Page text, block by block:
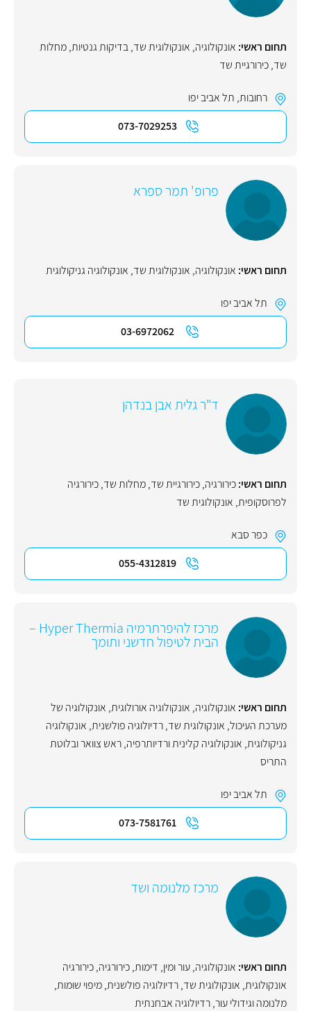
תחום ראשי: אונקולוגיה, אונקולוגית שד,בדיקות גנטיות,מחלות
שד,כירורגיית שד
רחובות, תל אביב יפו
073-7029253
פרופ' תמר ספרא
תחום ראשי: אונקולוגיה, אונקולוגית שד, אונקולוגיה גניקולוגית
תל אביב יפו
03-6972062
ד"ר גלית אבן בנדהן
תחום ראשי:כירורגיה,כירורגיית שד,מחלות שד,כירורגיה
לפרוסקופית, אונקולוגית שד
כפר סבא
055-4312819
מרכז להיפרתרמיה Hyper Thermia –
הבית לטיפול חדשני ותומך
תחום ראשי: אונקולוגיה, אונקולוגיה אורולוגית, אונקולוגיה של
מערכת העיכול, אונקולוגית שד,רדיולוגיה פולשנית, אונקולוגיה
גניקולוגית, אונקולוגיה קלינית ורדיותרפיה,ראש צוואר ובלוטת
התריס
תל אביב יפו
073-7581761
מרכז מלנומה ושד
תחום ראשי: אונקולוגיה,עור ומין, דימות,כירורגיה,כירורגיה
אונקולוגית, אונקולוגית שד,רדיולוגיה פולשנית,מיפוי שומות,
מלנומה וגידולי עור,רדיולוגיה אבחנתית